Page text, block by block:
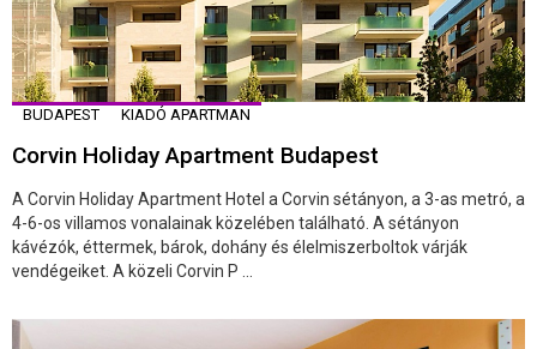
BUDAPEST KIADÓ APARTMAN
Corvin Holiday Apartment Budapest
A Corvin Holiday Apartment Hotel a Corvin sétányon, a 3-as metró, a
4-6-os villamos vonalainak közelében található. A sétányon
kávézók, éttermek, bárok, dohány és élelmiszerboltok várják
vendégeiket. A közeli Corvin P ...